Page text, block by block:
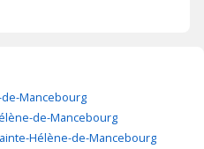
Mancebourg
de-Mancebourg
Hélène-de-Mancebourg